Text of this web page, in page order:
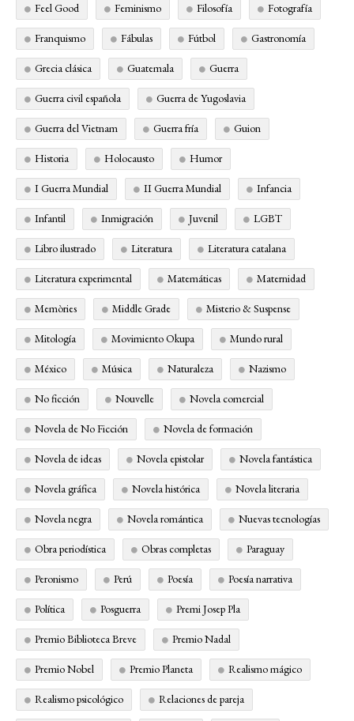
Feel Good Feminismo Filosofía Fotografía
Franquismo Fábulas Fútbol Gastronomía
Grecia clásica Guatemala Guerra
Guerra civil española Guerra de Yugoslavia
Guerra del Vietnam Guerra fría Guion
Historia Holocausto Humor
I Guerra Mundial II Guerra Mundial Infancia
Infantil Inmigración Juvenil LGBT
Libro ilustrado Literatura Literatura catalana
Literatura experimental Matemáticas Maternidad
Memòries Middle Grade Misterio & Suspense
Mitología Movimiento Okupa Mundo rural
México Música Naturaleza Nazismo
No ficción Nouvelle Novela comercial
Novela de No Ficción Novela de formación
Novela de ideas Novela epistolar Novela fantástica
Novela gráfica Novela histórica Novela literaria
Novela negra Novela romántica Nuevas tecnologías
Obra periodística Obras completas Paraguay
Peronismo Perú Poesía Poesía narrativa
Política Posguerra Premi Josep Pla
Premio Biblioteca Breve Premio Nadal
Premio Nobel Premio Planeta Realismo mágico
Realismo psicológico Relaciones de pareja